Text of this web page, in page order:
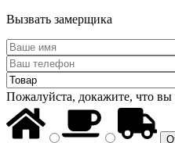
Вызвать замерщика
Пожалуйста, докажите, что вы